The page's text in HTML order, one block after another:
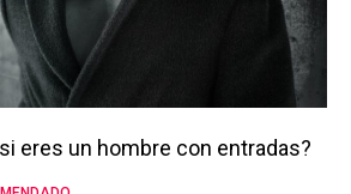
eres un hombre con entradas?